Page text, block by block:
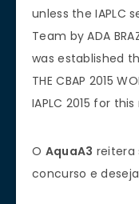
unless the IAPLC
Team by ADA
was established
THE CBAP 2015
IAPLC 2015 for
O AquaA3 reitera
concurso e